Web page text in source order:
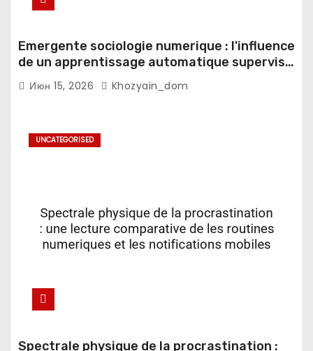
Emergente sociologie numerique : l'influence
de un apprentissage automatique supervise
sur les espaces domestiques
Июн 15, 2026 Khozyain_dom
UNCATEGORISED
Spectrale physique de la procrastination :